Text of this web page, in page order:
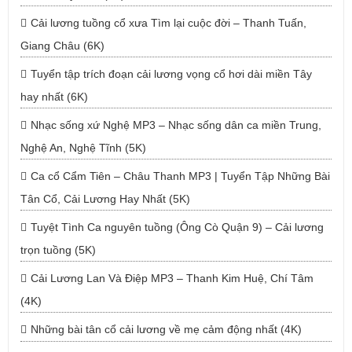
Cải lương tuồng cổ xưa Tìm lại cuộc đời – Thanh Tuấn,
Giang Châu (6K)
Tuyển tập trích đoạn cải lương vọng cổ hơi dài miền Tây
hay nhất (6K)
Nhạc sống xứ Nghệ MP3 – Nhạc sống dân ca miền Trung,
Nghệ An, Nghệ Tĩnh (5K)
Ca cổ Cẩm Tiên – Châu Thanh MP3 | Tuyển Tập Những Bài
Tân Cổ, Cải Lương Hay Nhất (5K)
Tuyệt Tình Ca nguyên tuồng (Ông Cò Quận 9) – Cải lương
trọn tuồng (5K)
Cải Lương Lan Và Điệp MP3 – Thanh Kim Huệ, Chí Tâm
(4K)
Những bài tân cổ cải lương về mẹ cảm động nhất (4K)